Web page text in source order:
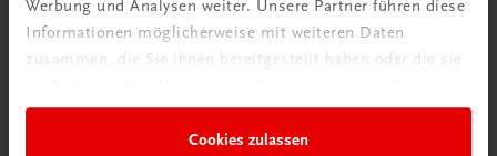
Werbung und Analysen weiter. Unsere Partner führen diese
Informationen möglicherweise mit weiteren Daten
zusammen, die Sie ihnen bereitgestellt haben oder die sie
Cookies zulassen